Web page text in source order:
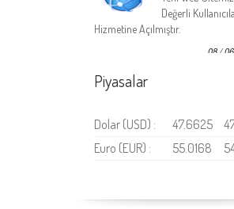
Değerli
Hizmetine Açılmıştır.
08 /
Piyasalar
Dolar (USD) : 47.6625
Euro (EUR) :
55.0168